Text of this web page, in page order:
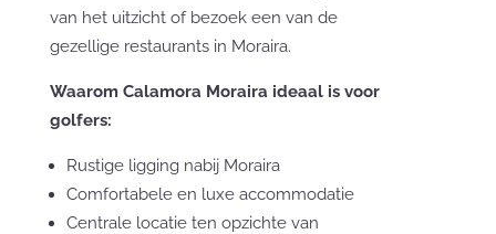
van het uitzicht of bezoek een van de
gezellige restaurants in Moraira.
Waarom Calamora Moraira ideaal is voor
golfers:
Rustige ligging nabij Moraira
Comfortabele en luxe accommodatie
Centrale locatie ten opzichte van